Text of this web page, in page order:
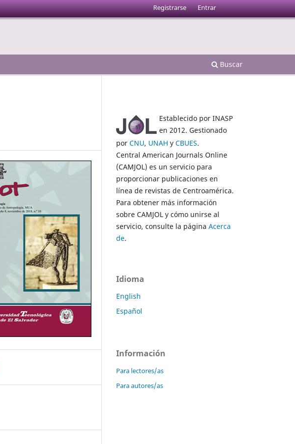
Buscar
Registrarse Entrar
Establecido por INASP
en 2012. Gestionado
por CNU, UNAH y CBUES.
Central American Journals Online
(CAMJOL) es un servicio para
proporcionar publicaciones en
línea de revistas de Centroamérica.
Para obtener más información
sobre CAMJOL y cómo unirse al
servicio, consulte la página Acerca
de.
Idioma
English
Español
Información
Para lectores/as
Para autores/as